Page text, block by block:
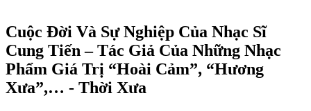
Cuộc Đời Và Sự Nghiệp Của Nhạc Sĩ
Cung Tiến – Tác Giả Của Những Nhạc
Phẩm Giá Trị “Hoài Cảm”, “Hương
Xưa”,… - Thời Xưa